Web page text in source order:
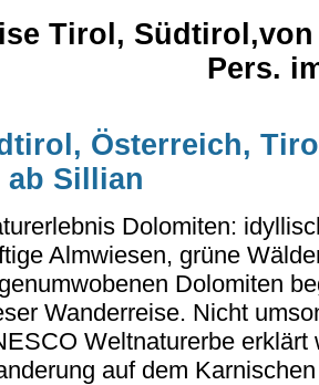
Tirol,
Pers.
Österreich,
Sillian
Dolomiten:
Almwiesen, grüne
Dolomiten
Wanderreise. Nicht
Weltnaturerbe
auf dem